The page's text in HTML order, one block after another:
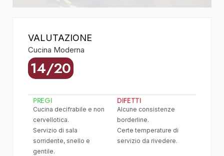
VALUTAZIONE
Cucina Moderna
14/20
PREGI
Cucina decifrabile e non
cervellotica.
Servizio di sala
sorridente, snello e
gentile.
DIFETTI
Alcune consistenze
borderline.
Certe temperature di
servizio da rivedere.